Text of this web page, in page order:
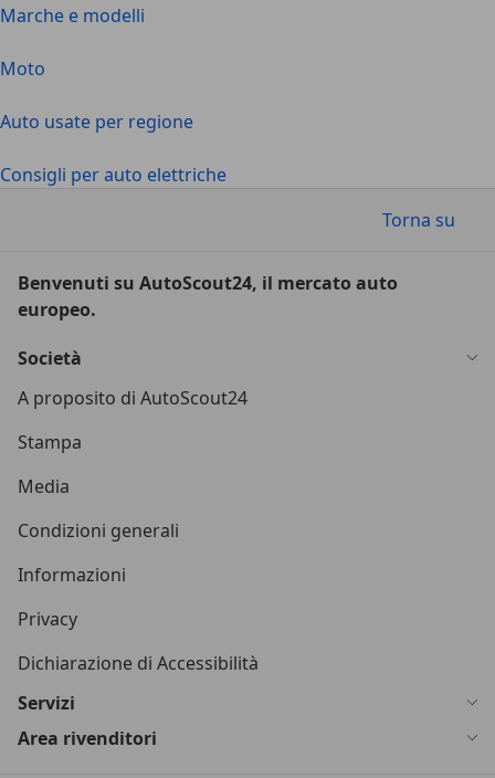
Marche e modelli
Moto
Auto usate per regione
Consigli per auto elettriche
Torna su
Benvenuti su AutoScout24, il mercato auto
europeo.
Società
A proposito di AutoScout24
Stampa
Media
Condizioni generali
Informazioni
Privacy
Dichiarazione di Accessibilità
Servizi
Area rivenditori